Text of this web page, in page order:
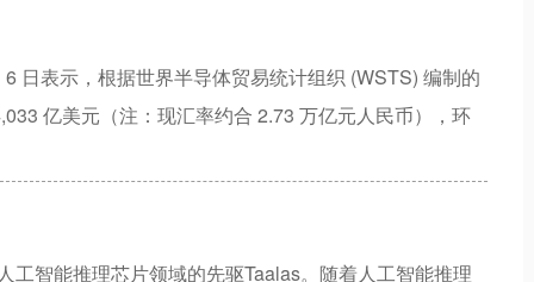
日表示，根据世界半导体贸易统计组织 (WSTS) 编制的
亿美元（注：现汇率约合 2.73 万亿元人民币），环
智能推理芯片领域的先驱Taalas。随着人工智能推理